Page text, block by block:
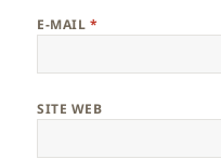
E-MAIL *
SITE WEB